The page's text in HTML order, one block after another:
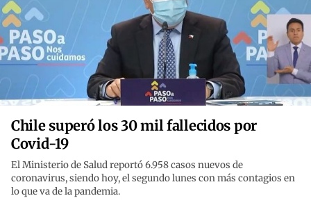
Chile superó los 30 mil fallecidos por
Covid-19
El Ministerio de Salud reportó 6.958 casos nuevos de
coronavirus, siendo hoy, el segundo lunes con más contagios en
lo que va de la pandemia.